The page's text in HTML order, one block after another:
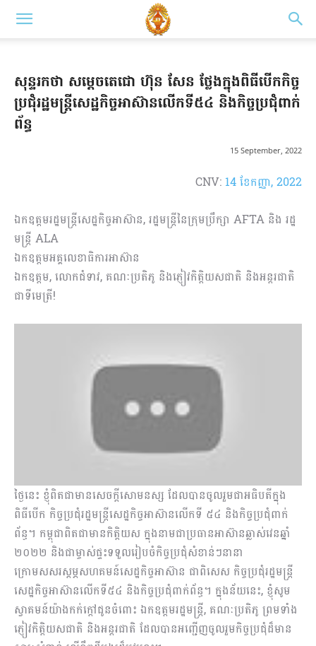
សុន្ទរកថា សម្តេចតេជោ ហ៊ុន សែន ថ្លែងក្នុងពិធីបើកកិច្ច
ប្រជុំរដ្ឋមន្ត្រីសេដ្ឋកិច្ចអាស៊ានលើកទី៥៤ និងកិច្ចប្រជុំពាក់
ព័ន្ធ
15 September, 2022
CNV: 14 ខែ​កញ្ញា, 2022
ឯកឧត្តមរដ្ឋមន្ត្រីសេដ្ឋកិច្ចអាស៊ាន, រដ្ឋមន្ត្រីនៃក្រុមប្រឹក្សា AFTA និង រដ្ឋ
មន្ត្រី ALA
ឯកឧត្តមអគ្គលេខាធិការអាស៊ាន
ឯកឧត្តម, លោកជំទាវ, គណៈប្រតិភូ និងភ្ញៀវកិត្តិយសជាតិ និងអន្តរជាតិ
ជាទីមេត្រី!
ថ្ងៃនេះ ខ្ញុំពិតជាមានសេចក្តីសោមនស្ស ដែលបានចូលរួមជាអធិបតីក្នុង
ពិធីបើក កិច្ចប្រជុំរដ្ឋមន្ត្រីសេដ្ឋកិច្ចអាស៊ានលើកទី ៥៤ និងកិច្ចប្រជុំពាក់
ព័ន្ធ។ កម្ពុជាពិតជាមានកិត្តិយស ក្នុងនាមជាប្រធានអាស៊ានឆ្លាស់វេនឆ្នាំ
២០២២ និងជាម្ចាស់ផ្ទះទទួលរៀបចំកិច្ចប្រជុំសំខាន់ៗនានា
ក្រោមសសរស្ដម្ភសហគមន៍សេដ្ឋកិច្ចអាស៊ាន ជាពិសេស កិច្ចប្រជុំរដ្ឋមន្ត្រី
សេដ្ឋកិច្ចអាស៊ានលើកទី៥៤ និងកិច្ចប្រជុំពាក់ព័ន្ធ។ ក្នុងន័យនេះ, ខ្ញុំសូម
ស្វាគមន៍យ៉ាងកក់ក្តៅជូនចំពោះ ឯកឧត្តមរដ្ឋមន្ត្រី, គណៈប្រតិភូ ព្រមទាំង
ភ្ញៀវកិត្តិយសជាតិ និងអន្តរជាតិ ដែលបានអញ្ជើញចូលរួមកិច្ចប្រជុំដ៏មាន